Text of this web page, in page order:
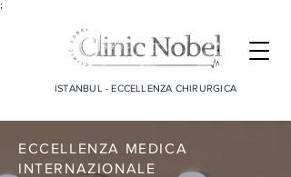
;
ISTANBUL - ECCELLENZA CHIRURGICA
ECCELLENZA MEDICA
INTERNAZIONALE